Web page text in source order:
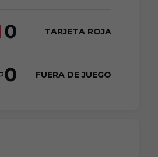
0 TARJETA ROJA
0 FUERA DE JUEGO